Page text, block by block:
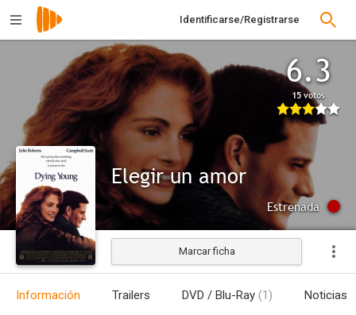
Identificarse/Registrarse
6.3
15 votos
Elegir un amor
Estrenada
Marcar ficha
Información Trailers DVD / Blu-Ray (1) Noticias